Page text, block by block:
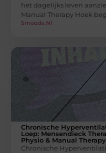
het dagelijks leven
Manual Therapy Hoek
Smoods.nl
Chronische
Loep: Mensendieck
Physio & Manual Therapy
Chronische